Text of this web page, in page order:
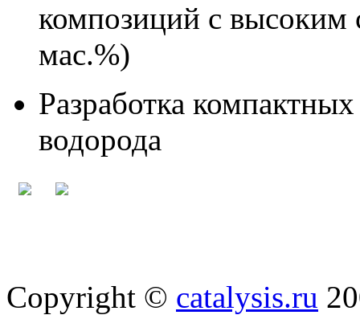
композиций с высоким
мас.%)
Разработка
водорода
Copyright © catalysis.ru